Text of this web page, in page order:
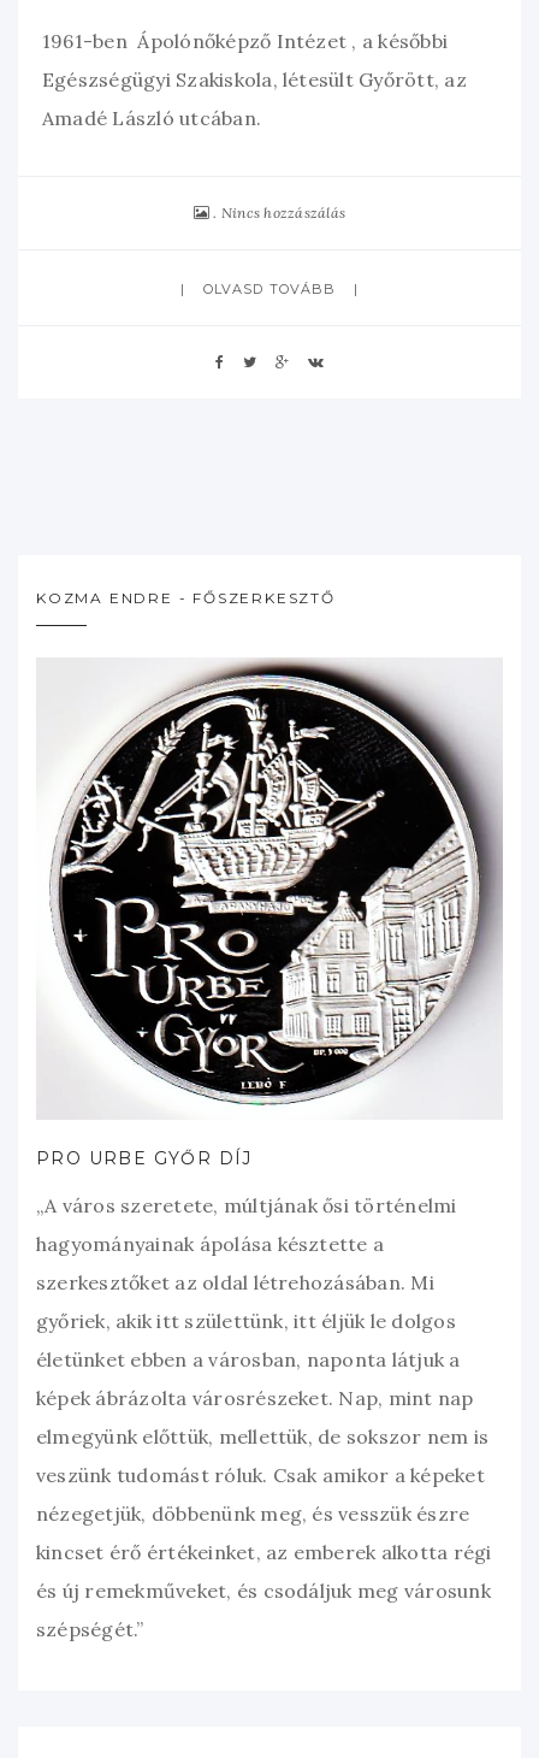
1961-ben Ápolónőképző Intézet , a későbbi
Egészségügyi Szakiskola, létesült Győrött, az
Amadé László utcában.
Nincs hozzászálás
OLVASD TOVÁBB
KOZMA ENDRE - FŐSZERKESZTŐ
PRO URBE GYŐR DÍJ
„A város szeretete, múltjának ősi történelmi
hagyományainak ápolása késztette a
szerkesztőket az oldal létrehozásában. Mi
győriek, akik itt születtünk, itt éljük le dolgos
életünket ebben a városban, naponta látjuk a
képek ábrázolta városrészeket. Nap, mint nap
elmegyünk előttük, mellettük, de sokszor nem is
veszünk tudomást róluk. Csak amikor a képeket
nézegetjük, döbbenünk meg, és vesszük észre
kincset érő értékeinket, az emberek alkotta régi
és új remekműveket, és csodáljuk meg városunk
szépségét.”